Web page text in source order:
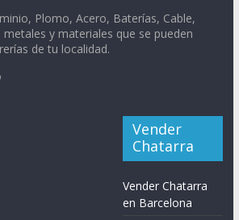
Plomo, Acero, Baterías, Cable,
y materiales que se pueden
de tu localidad.
Vender
Chatarra
Vender Chatarra
en Barcelona